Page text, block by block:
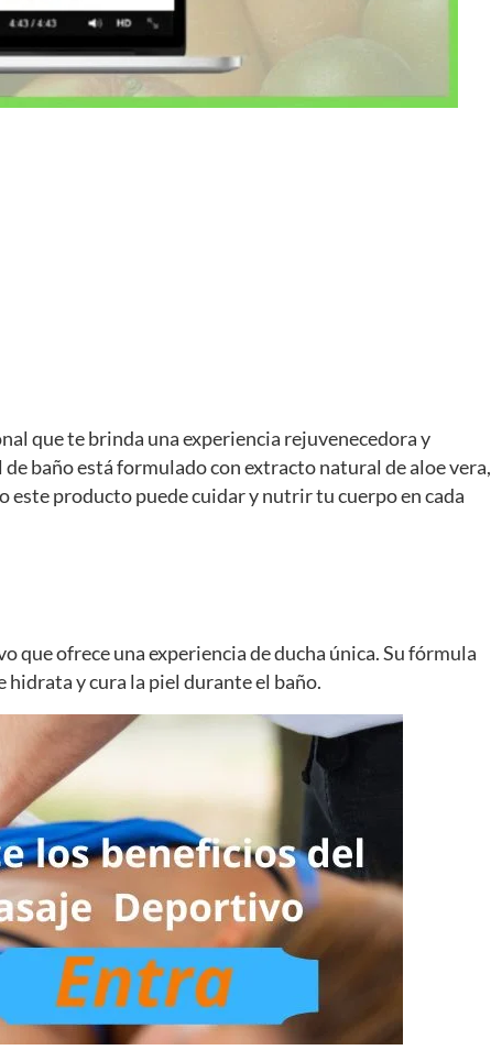
que te brinda una experiencia rejuvenecedora y
baño está formulado con extracto natural de aloe vera,
producto puede cuidar y nutrir tu cuerpo en cada
que ofrece una experiencia de ducha única. Su fórmula
y cura la piel durante el baño.